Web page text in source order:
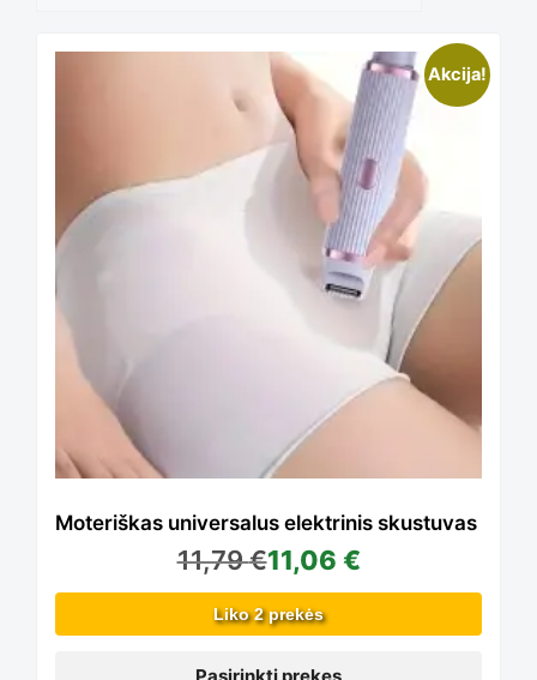
Akcija!
Moteriškas universalus elektrinis skustuvas
11,79€11,06 €
Liko 2 prekės
Pasirinkti prekes
product
has
multiple
variants.
The
options